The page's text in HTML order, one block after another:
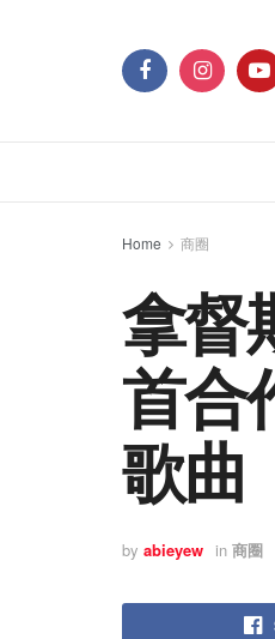
Home 商圈
拿督
首合
歌曲
by abieyew in 商圈